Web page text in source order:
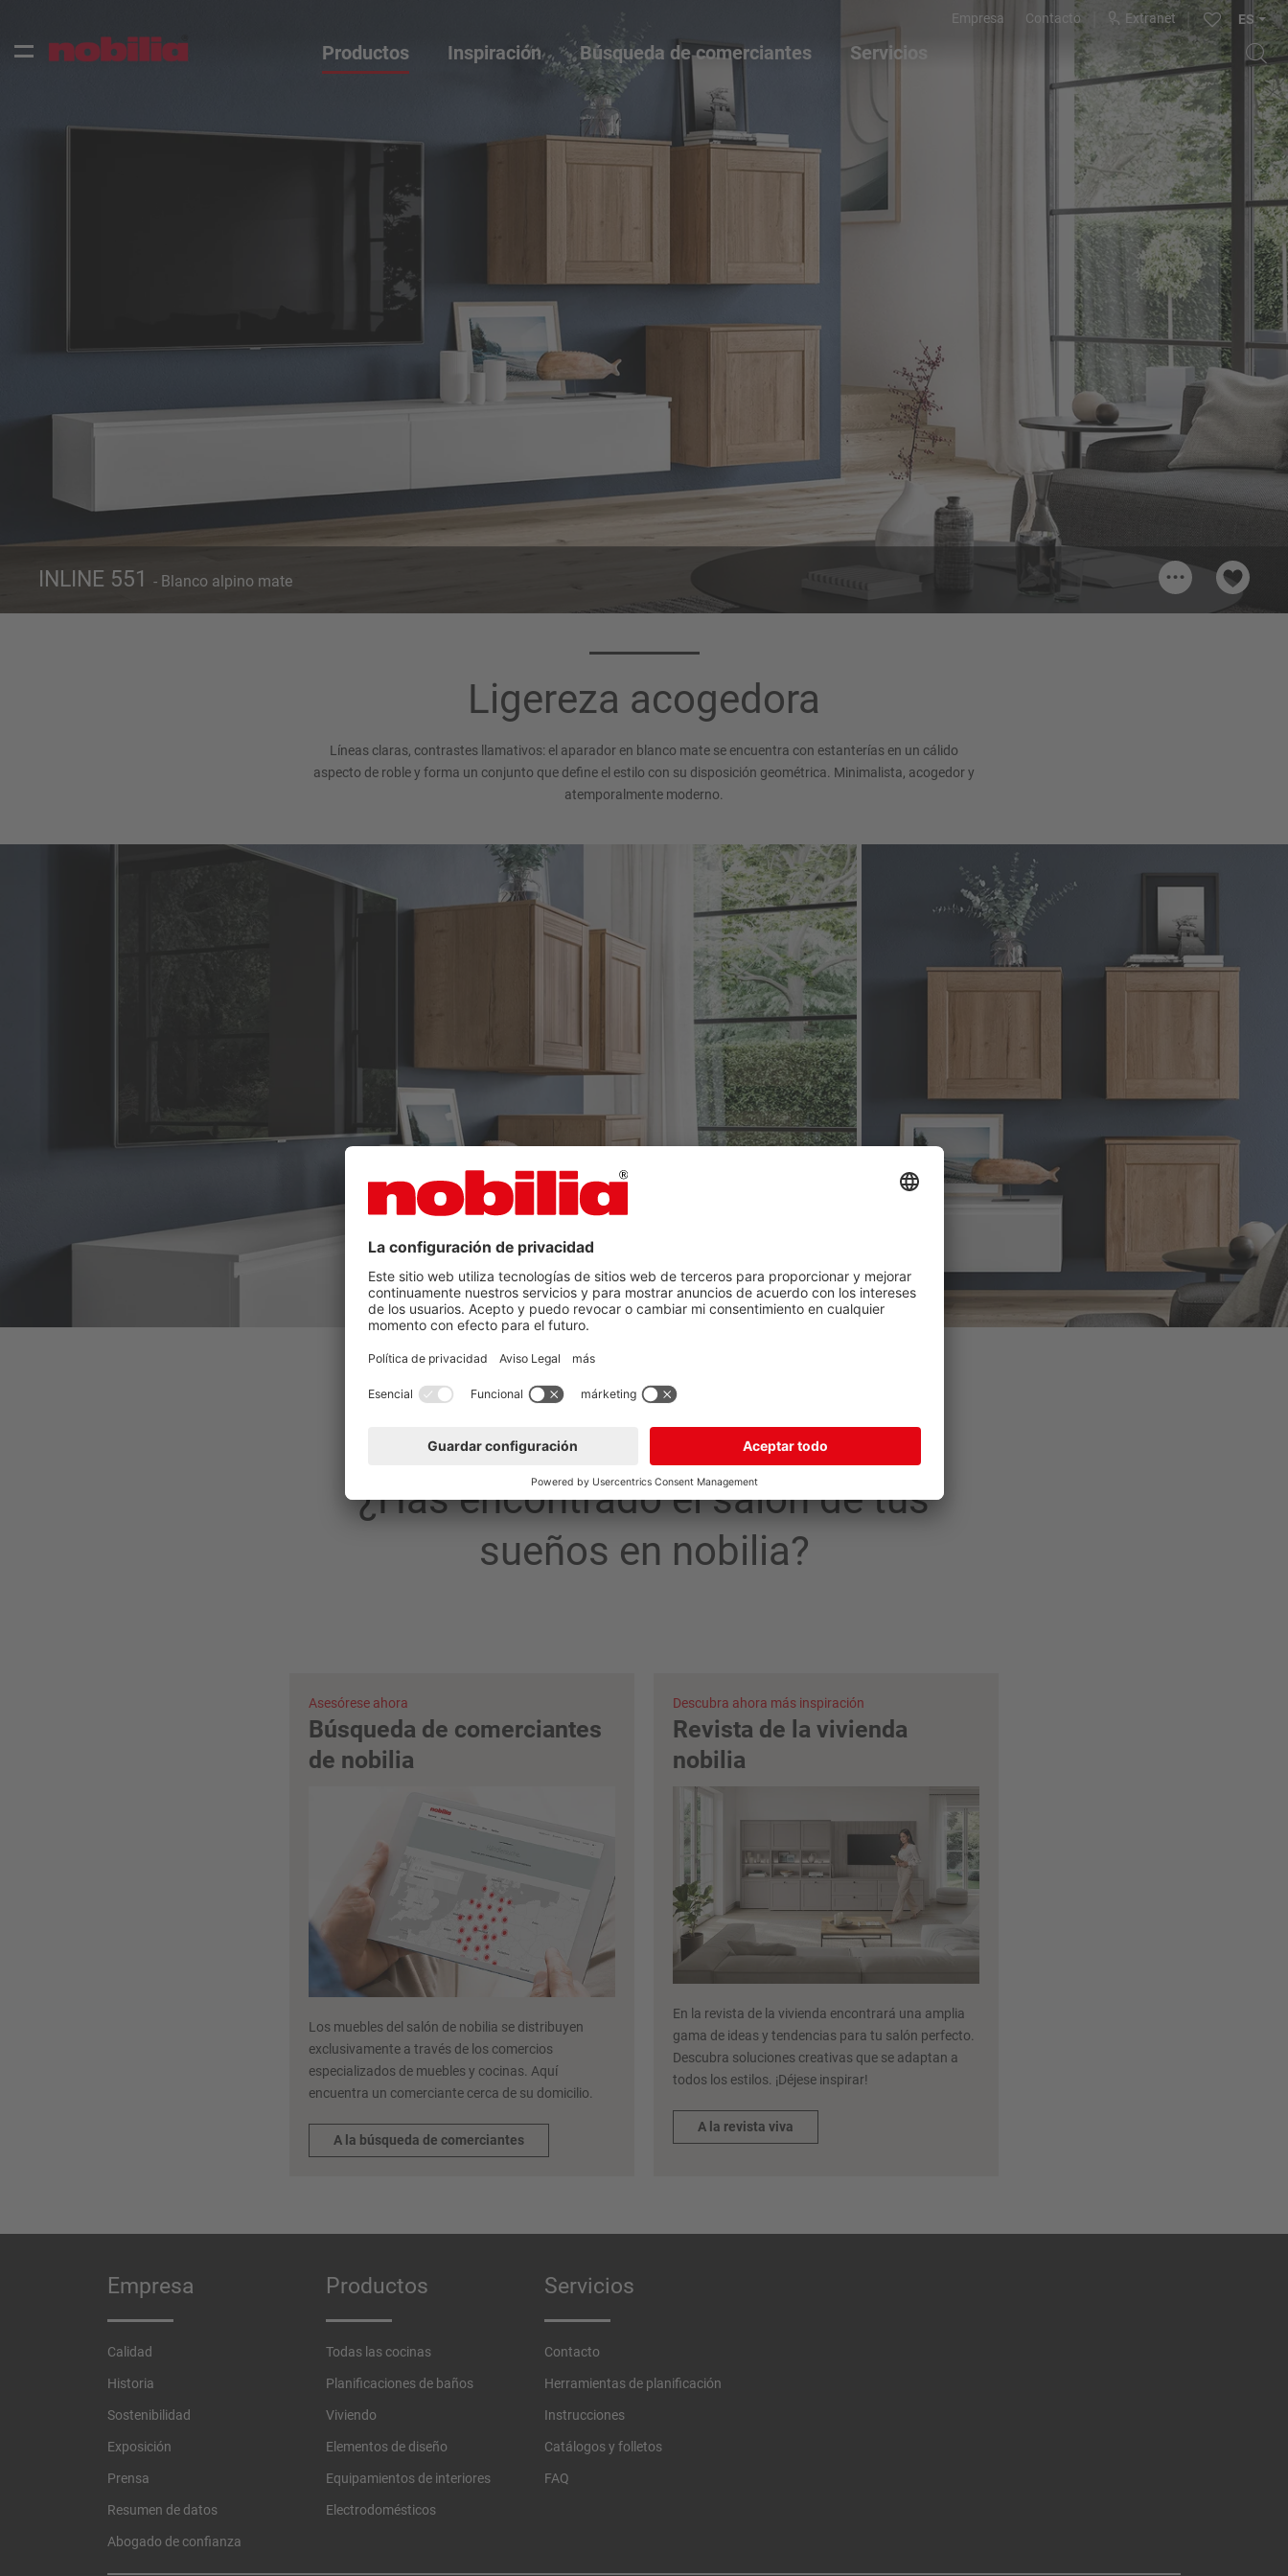
Empresa Contacto Extranet ES
Productos Inspiración Búsqueda de comerciantes Servicios
...
INLINE 551 - Blanco alpino mate
Color de cuerpo
193
Blanco alpino
Ligereza acogedora
Líneas claras, contrastes llamativos: el aparador en blanco mate se encuentra con estanterías en un cálido
aspecto de roble y forma un conjunto que define el estilo con su disposición geométrica. Minimalista, acogedor y
atemporalmente moderno.
¿Has encontrado el salón de tus
sueños en nobilia?
Asesórese ahora
Búsqueda de comerciantes
de nobilia
Los muebles del salón de nobilia se distribuyen
exclusivamente a través de los comercios
especializados de muebles y cocinas. Aquí
encuentra un comerciante cerca de su domicilio.
A la búsqueda de comerciantes
Descubra ahora más inspiración
Revista de la vivienda
nobilia
En la revista de la vivienda encontrará una amplia
gama de ideas y tendencias para tu salón perfecto.
Descubra soluciones creativas que se adaptan a
todos los estilos. ¡Déjese inspirar!
A la revista viva
Empresa
Calidad
Historia
Sostenibilidad
Exposición
Prensa
Resumen de datos
Abogado de confianza
Productos
Todas las cocinas
Planificaciones de baños
Viviendo
Elementos de diseño
Equipamientos de interiores
Electrodomésticos
Servicios
Contacto
Herramientas de planificación
Instrucciones
Catálogos y folletos
FAQ